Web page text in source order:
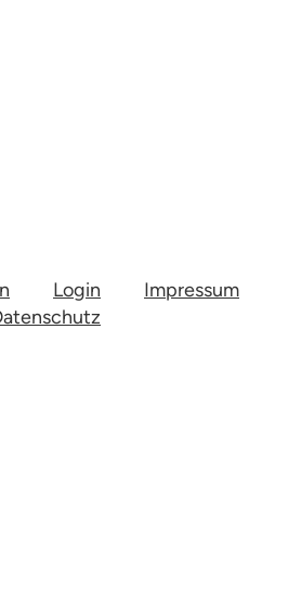
Login
Impressum